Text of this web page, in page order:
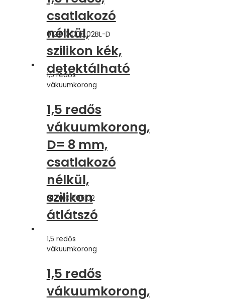
csatlakozó
nélkül,
szilikon kék,
detektálható
012.010.008.02BL-D
1,5 redős
vákuumkorong
1,5 redős
vákuumkorong,
D= 8 mm,
csatlakozó
nélkül,
szilikon
átlátszó
012.010.008.02
1,5 redős
vákuumkorong
1,5 redős
vákuumkorong,